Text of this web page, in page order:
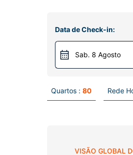
Data de Check-in:
Sab. 8 Agosto
Quartos : 80 Rede
VISÃO GLOBAL